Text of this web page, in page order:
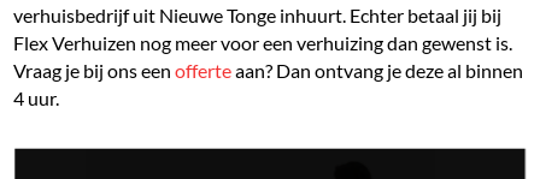
verhuisbedrijf uit Nieuwe Tonge inhuurt. Echter betaal jij bij
Flex Verhuizen nog meer voor een verhuizing dan gewenst is.
Vraag je bij ons eenofferteaan? Dan ontvang je deze al binnen
4 uur.